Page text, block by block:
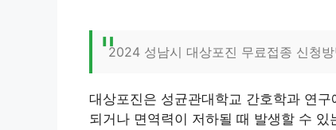
2024 성남시 대상포진 무료접종 신청
대상포진은 성균관대학교 간호학과 연
되거나 면역력이 저하될 때 발생할 수